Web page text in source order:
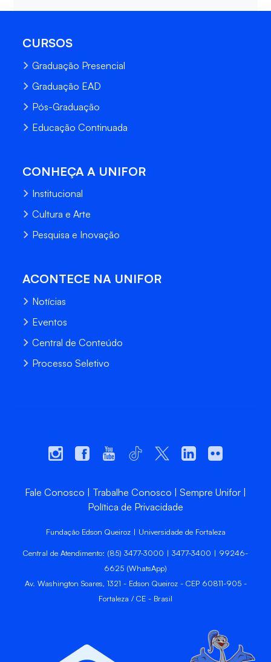
CURSOS
Graduação Presencial
Graduação EAD
Pós-Graduação
Educação Continuada
CONHEÇA A UNIFOR
Institucional
Cultura e Arte
Pesquisa e Inovação
ACONTECE NA UNIFOR
Notícias
Eventos
Central de Conteúdo
Processo Seletivo
Fale Conosco Trabalhe Conosco
Sempre Unifor
Política de Privacidade
Fundação Edson Queiroz | Universidade de Fortaleza
Central de Atendimento: (85) 3477-3000 | 3477-3400 | 99246-
6625 (WhatsApp)
Av. Washington Soares, 1321 - Edson Queiroz - CEP 60811-905 -
Fortaleza / CE - Brasil